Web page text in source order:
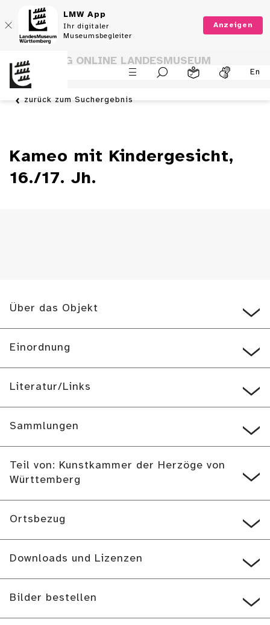
LMW App
Ihr digitaler
Museumsbegleiter
Anzeigen
En
SAMMLUNG ONLINE LANDESMUSEUM
WÜRTTEMBERG
zurück zum Suchergebnis
Kameo mit Kindergesicht,
16./17. Jh.
Über das Objekt
Einordnung
Literatur/Links
Sammlungen
Teil von: Kunstkammer der Herzöge von
Württemberg
Ortsbezug
Downloads und Lizenzen
Bilder bestellen